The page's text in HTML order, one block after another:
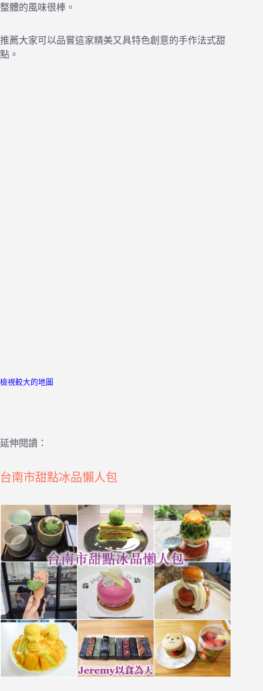
整體的風味很棒。
推薦大家可以品嘗這家精美又具特色創意的手作法式甜
點。
檢視較大的地圖
延伸閱讀：
台南市甜點冰品懶人包